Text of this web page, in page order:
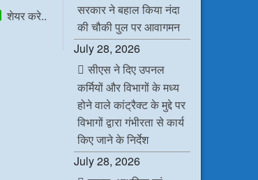
W
h
शेयर करे..
सरकार ने बहाल किया नंदा
की चौकी पुल पर आवागमन
July 28, 2026
सीएस ने दिए उपनल
कर्मियों और विभागों के मध्य
होने वाले कांट्रैक्ट के मुद्दे पर
विभागों द्वारा गंभीरता से कार्य
किए जाने के निर्देश
July 28, 2026